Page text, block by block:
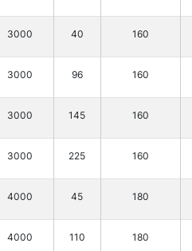
3000 40 160
3000 96 160
3000 145 160
3000 225 160
4000 45 180
4000 110 180